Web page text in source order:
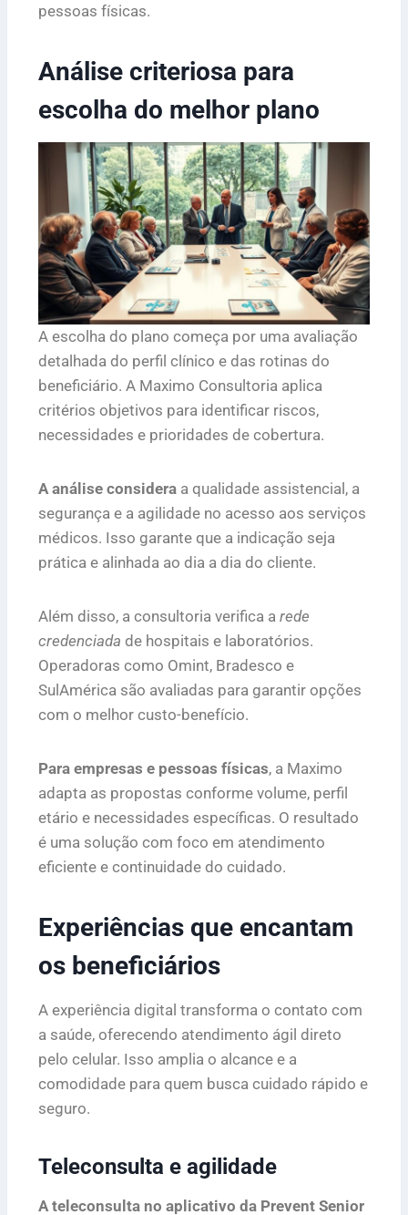
pessoas físicas.
Análise criteriosa para
escolha do melhor plano
A escolha do plano começa por uma avaliação
detalhada do perfil clínico e das rotinas do
beneficiário. A Maximo Consultoria aplica
critérios objetivos para identificar riscos,
necessidades e prioridades de cobertura.
A análise considera a qualidade assistencial, a
segurança e a agilidade no acesso aos serviços
médicos. Isso garante que a indicação seja
prática e alinhada ao dia a dia do cliente.
Além disso, a consultoria verifica a rede
credenciada de hospitais e laboratórios.
Operadoras como Omint, Bradesco e
SulAmérica são avaliadas para garantir opções
com o melhor custo-benefício.
Para empresas e pessoas físicas, a Maximo
adapta as propostas conforme volume, perfil
etário e necessidades específicas. O resultado
é uma solução com foco em atendimento
eficiente e continuidade do cuidado.
Experiências que encantam
os beneficiários
A experiência digital transforma o contato com
a saúde, oferecendo atendimento ágil direto
pelo celular. Isso amplia o alcance e a
comodidade para quem busca cuidado rápido e
seguro.
Teleconsulta e agilidade
A teleconsulta no aplicativo da Prevent Senior